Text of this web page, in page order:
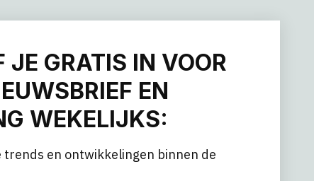
JE GRATIS IN VOOR
EN
WEKELIJKS:
trends en ontwikkelingen binnen de